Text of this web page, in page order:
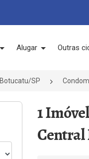
Alugar Outras
Botucatu/SP
1
Central